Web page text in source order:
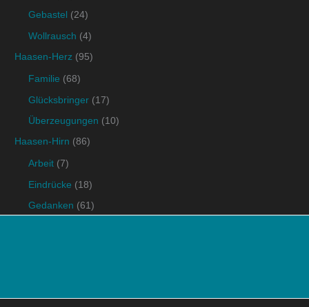
Gebastel (24)
Wollrausch (4)
Haasen-Herz (95)
Familie (68)
Glücksbringer (17)
Überzeugungen (10)
Haasen-Hirn (86)
Arbeit (7)
Eindrücke (18)
Gedanken (61)